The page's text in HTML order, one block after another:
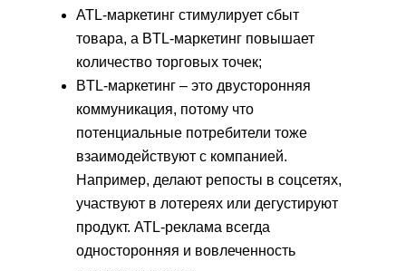
ATL-маркетинг стимулирует сбыт
товара, а BTL-маркетинг повышает
количество торговых точек;
BTL-маркетинг – это двусторонняя
коммуникация, потому что
потенциальные потребители тоже
взаимодействуют с компанией.
Например, делают репосты в соцсетях,
участвуют в лотереях или дегустируют
продукт. ATL-реклама всегда
односторонняя и вовлеченность